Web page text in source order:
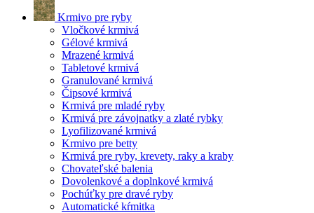
Krmivo pre ryby
Vločkové krmivá
Gélové krmivá
Mrazené krmivá
Tabletové krmivá
Granulované krmivá
Čipsové krmivá
Krmivá pre mladé ryby
Krmivá pre závojnatky a zlaté rybky
Lyofilizované krmivá
Krmivo pre betty
Krmivá pre ryby, krevety, raky a kraby
Chovateľské balenia
Dovolenkové a doplnkové krmivá
Pochúťky pre dravé ryby
Automatické kŕmitka